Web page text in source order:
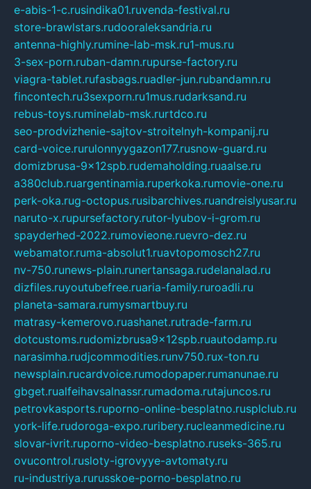
e-abis-1-c.rusindika01.ruvenda-festival.ru
store-brawlstars.rudooraleksandria.ru
antenna-highly.rumine-lab-msk.ru1-mus.ru
3-sex-porn.ruban-damn.rupurse-factory.ru
viagra-tablet.rufasbags.ruadler-jun.rubandamn.ru
fincontech.ru3sexporn.ru1mus.rudarksand.ru
rebus-toys.ruminelab-msk.rurtdco.ru
seo-prodvizhenie-sajtov-stroitelnyh-kompanij.ru
card-voice.rurulonnyygazon177.rusnow-guard.ru
domizbrusa-9x12spb.rudemaholding.ruaalse.ru
a380club.ruargentinamia.ruperkoka.rumovie-one.ru
perk-oka.rug-octopus.rusibarchives.ruandreislyusar.ru
naruto-x.rupursefactory.rutor-lyubov-i-grom.ru
spayderhed-2022.rumovieone.ruevro-dez.ru
webamator.ruma-absolut1.ruavtopomosch27.ru
nv-750.runews-plain.runertansaga.rudelanalad.ru
dizfiles.ruyoutubefree.ruaria-family.ruroadli.ru
planeta-samara.rumysmartbuy.ru
matrasy-kemerovo.ruashanet.rutrade-farm.ru
dotcustoms.rudomizbrusa9x12spb.ruautodamp.ru
narasimha.rudjcommodities.runv750.rux-ton.ru
newsplain.rucardvoice.rumodopaper.rumanunae.ru
gbget.rualfeihavsalnassr.rumadoma.rutajuncos.ru
petrovkasports.ruporno-online-besplatno.rusplclub.ru
york-life.rudoroga-expo.ruribery.rucleanmedicine.ru
slovar-ivrit.ruporno-video-besplatno.ruseks-365.ru
ovucontrol.rusloty-igrovyye-avtomaty.ru
ru-industriya.rurusskoe-porno-besplatno.ru